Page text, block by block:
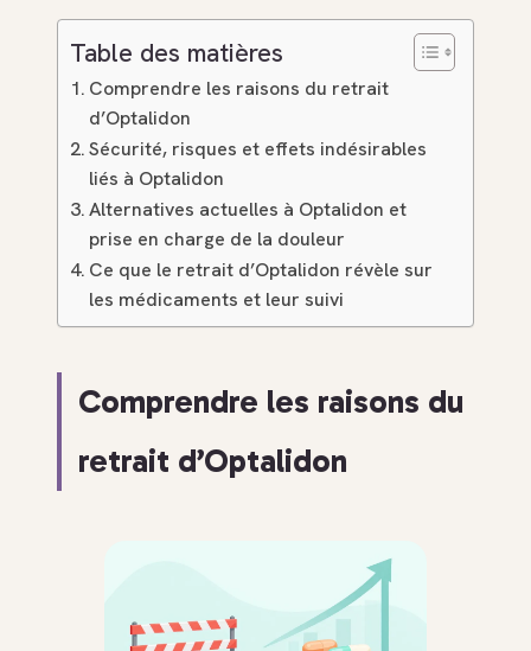
Table des matières
Comprendre les raisons du retrait
d’Optalidon
Sécurité, risques et effets indésirables
liés à Optalidon
Alternatives actuelles à Optalidon et
prise en charge de la douleur
Ce que le retrait d’Optalidon révèle sur
les médicaments et leur suivi
Comprendre les raisons du
retrait d’Optalidon